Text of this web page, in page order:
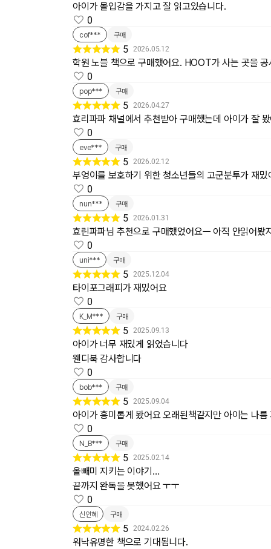
아이가 몰입감을 가지고 잘 읽고있습니다.
0
cof*** 구매
5 2026.05.12
학원 노블 책으로 구매했어요. HOOT가 사는 곳을
0
pop*** 구매
5 2026.04.27
효리파파 채널에서 추천받아 구매했는데 아이가 잘
0
eve*** 구매
5 2026.02.12
부엉이를 보호하기 위한 청소년들의 고군분투가 재밌
0
nun*** 구매
5 2026.01.31
효린파파님 추천으로 구매했었어요ㅡ 아직 안읽어봤
0
uni*** 구매
5 2025.12.04
타이포그래피가 재밌어요
0
K_M*** 구매
5 2025.09.13
아이가 너무 재밌게 읽었습니다
웬디북 감사합니다
0
bob*** 구매
5 2025.09.04
아이가 흥미롭게 봤어요 오래된책같지만 아이는 나
0
N_B*** 구매
5 2025.02.14
올빼미 지키는 이야기…
끝까지 완독을 못했어요 ㅜㅜ
0
신인혜 구매
5 2024.02.26
워낙유명한 책으로 기대됩니다.